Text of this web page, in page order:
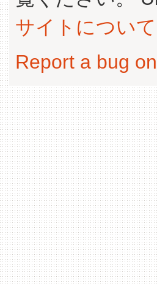
サイトについ
Report a bug